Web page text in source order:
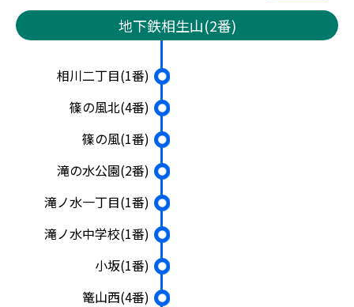
地下鉄相生山(2番)
相川二丁目(1番)
篠の風北(4番)
篠の風(1番)
滝の水公園(2番)
滝ノ水一丁目(1番)
滝ノ水中学校(1番)
小坂(1番)
篭山西(4番)